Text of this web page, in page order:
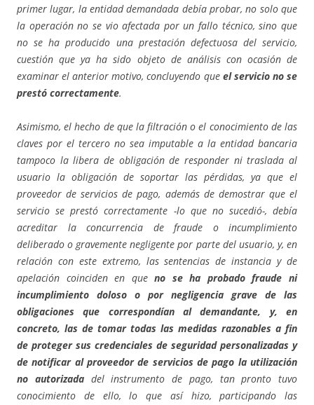
primer lugar, la entidad demandada debía probar, no solo que
la operación no se vio afectada por un fallo técnico, sino que
no se ha producido una prestación defectuosa del servicio,
cuestión que ya ha sido objeto de análisis con ocasión de
examinar el anterior motivo, concluyendo que el servicio no se
prestó correctamente.
Asimismo, el hecho de que la filtración o el conocimiento de las
claves por el tercero no sea imputable a la entidad bancaria
tampoco la libera de obligación de responder ni traslada al
usuario la obligación de soportar las pérdidas, ya que el
proveedor de servicios de pago, además de demostrar que el
servicio se prestó correctamente -lo que no sucedió-, debía
acreditar la concurrencia de fraude o incumplimiento
deliberado o gravemente negligente por parte del usuario, y, en
relación con este extremo, las sentencias de instancia y de
apelación coinciden en queno se ha probado fraude ni
incumplimiento doloso o por negligencia grave de las
obligaciones que correspondían al demandante, y, en
concreto, las de tomar todas las medidas razonables a fin
de proteger sus credenciales de seguridad personalizadas y
de notificar al proveedor de servicios de pago la utilización
no autorizadadel instrumento de pago, tan pronto tuvo
conocimiento de ello, lo que así hizo, participando las